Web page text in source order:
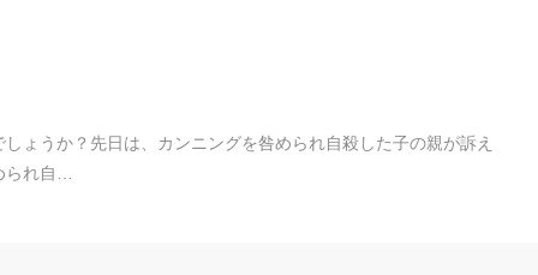
ょうか？先日は、カンニングを咎められ自殺した子の親が訴え
れ自…